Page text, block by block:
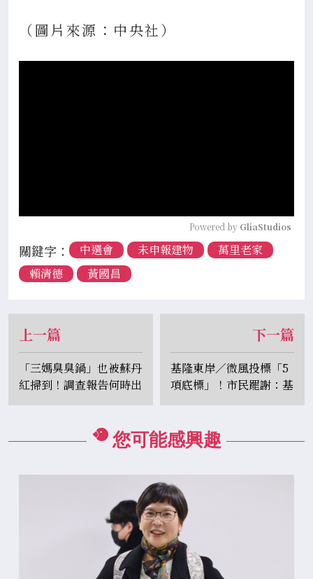
（圖片來源：中央社）
Powered by GliaStudios
關鍵字： 中選會 未申報建物
萬里老家
賴清德
黃國昌
上一篇
「三媽臭臭鍋」也被蘇丹
紅掃到！調查報告何時出
爐？ 李俊俋：無法承諾
下一篇
基隆東岸／微風投標「5
項底標」！市民罷謝：基
氣人卸國樑
您可能感興趣